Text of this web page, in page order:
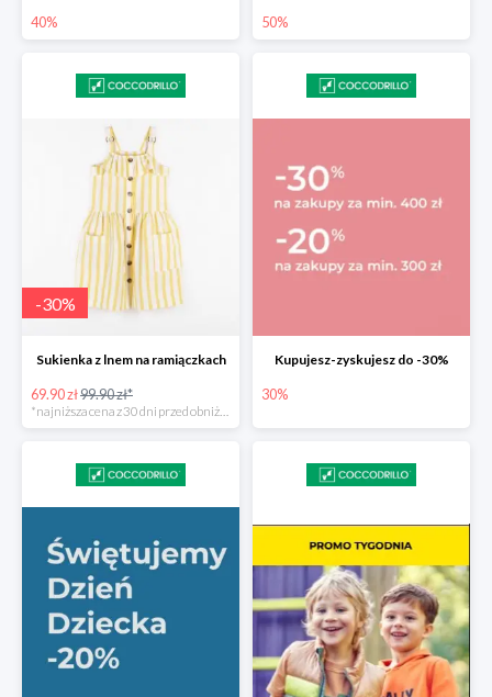
40% 50%
-30%
Sukienka z lnem na ramiączkach
69.90 zł99.90 zł*
*najniższa cena z 30 dni przed obniżką
Kupujesz-zyskujesz do -30%
30%